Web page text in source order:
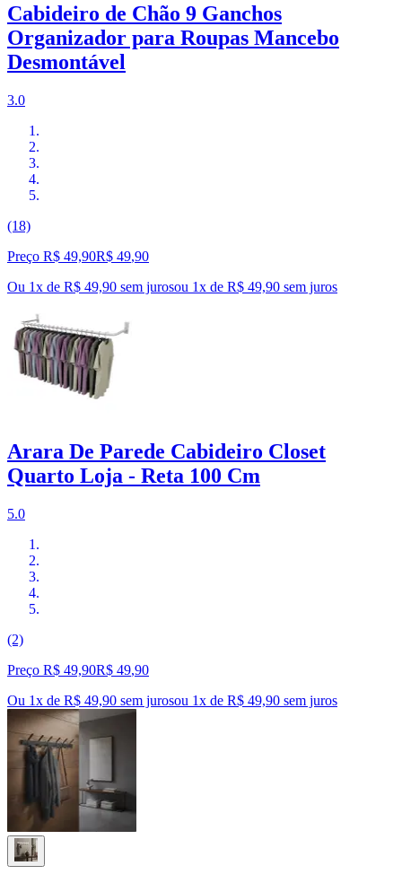
Cabideiro de Chão 9 Ganchos
Organizador para Roupas Mancebo
Desmontável
3.0
(18)
Preço R$ 49,90R$ 49,90
Ou 1x de R$ 49,90 sem jurosou 1x de R$ 49,90 sem juros
Arara De Parede Cabideiro Closet
Quarto Loja - Reta 100 Cm
5.0
(2)
Preço R$ 49,90R$ 49,90
Ou 1x de R$ 49,90 sem jurosou 1x de R$ 49,90 sem juros